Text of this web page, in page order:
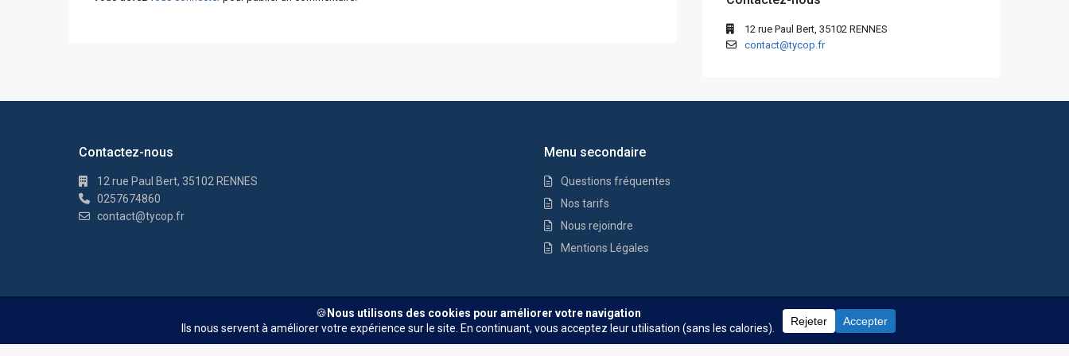
12 rue Paul Bert, 35102 RENNES
contact@tycop.fr
Contactez-nous
12 rue Paul Bert, 35102 RENNES
0257674860
contact@tycop.fr
Menu secondaire
Questions fréquentes
Nos tarifs
Nous rejoindre
Mentions Légales
Nos tarifsNous rejoindre